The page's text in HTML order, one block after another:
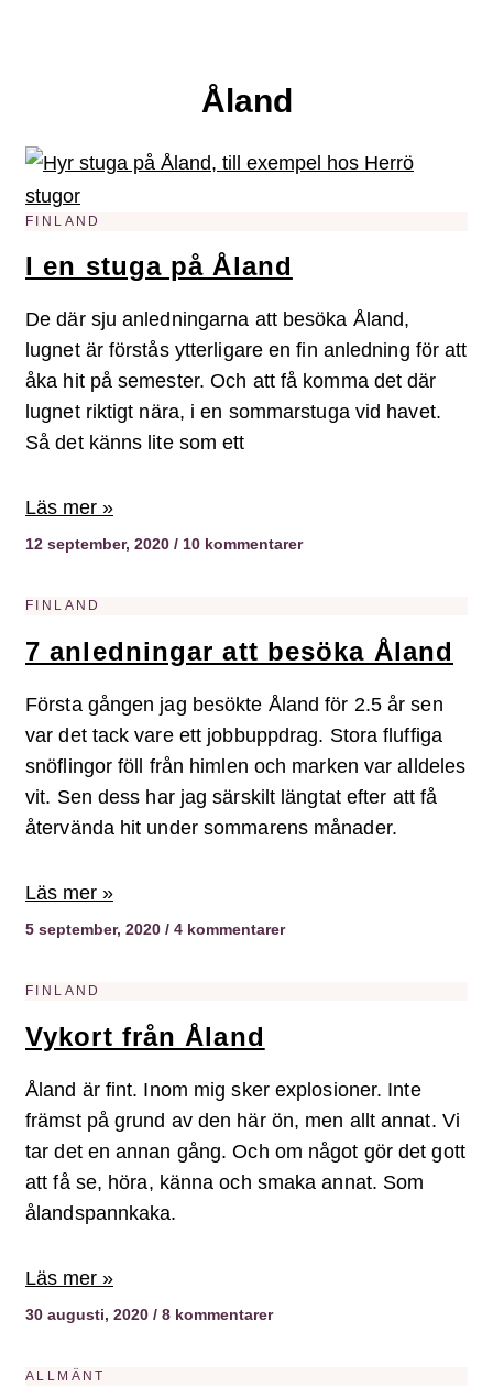
Åland
FINLAND
I en stuga på Åland
De där sju anledningarna att besöka Åland,
lugnet är förstås ytterligare en fin anledning för att
åka hit på semester. Och att få komma det där
lugnet riktigt nära, i en sommarstuga vid havet.
Så det känns lite som ett
Läs mer »
12 september, 2020 10 kommentarer
FINLAND
7 anledningar att besöka Åland
Första gången jag besökte Åland för 2.5 år sen
var det tack vare ett jobbuppdrag. Stora fluffiga
snöflingor föll från himlen och marken var alldeles
vit. Sen dess har jag särskilt längtat efter att få
återvända hit under sommarens månader.
Läs mer »
5 september, 2020 4 kommentarer
FINLAND
Vykort från Åland
Åland är fint. Inom mig sker explosioner. Inte
främst på grund av den här ön, men allt annat. Vi
tar det en annan gång. Och om något gör det gott
att få se, höra, känna och smaka annat. Som
ålandspannkaka.
Läs mer »
30 augusti, 2020 8 kommentarer
ALLMÄNT